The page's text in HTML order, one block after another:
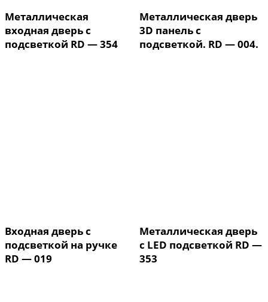
Металлическая
входная дверь с
подсветкой RD — 354
Металлическая дверь
3D панель с
подсветкой. RD — 004.
Входная дверь с
подсветкой на ручке
RD — 019
Металлическая дверь
с LED подсветкой RD —
353